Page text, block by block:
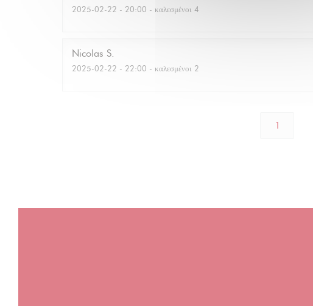
2025-02-22 - 20:00 - καλεσμένοι 4
Nicolas S
2025-02-22 - 22:00 - καλεσμένοι 2
1